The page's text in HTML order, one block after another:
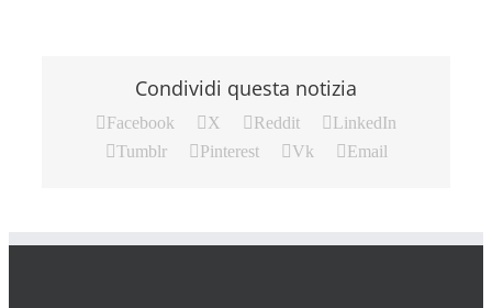
Condividi questa notizia
Facebook X Reddit
LinkedIn
Tumblr
Pinterest Vk Email